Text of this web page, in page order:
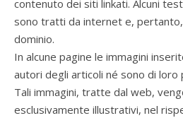
contenuto dei siti linkati. Alcuni
sono tratti da internet e,
dominio.
In alcune pagine le immagini
autori degli articoli né sono di loro
Tali immagini, tratte dal web,
esclusivamente illustrativi, nel